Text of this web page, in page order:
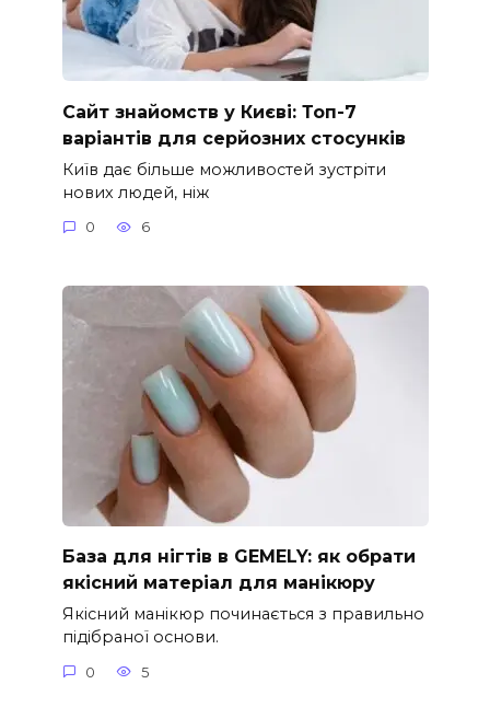
Сайт знайомств у Києві: Топ-7
варіантів для серйозних стосунків
Київ дає більше можливостей зустріти
нових людей, ніж
0 6
База для нігтів в GEMELY: як обрати
якісний матеріал для манікюру
Якісний манікюр починається з правильно
підібраної основи.
0 5